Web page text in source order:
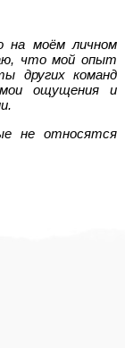
на моём личном
что мой опыт
других команд
ощущения и
не относятся